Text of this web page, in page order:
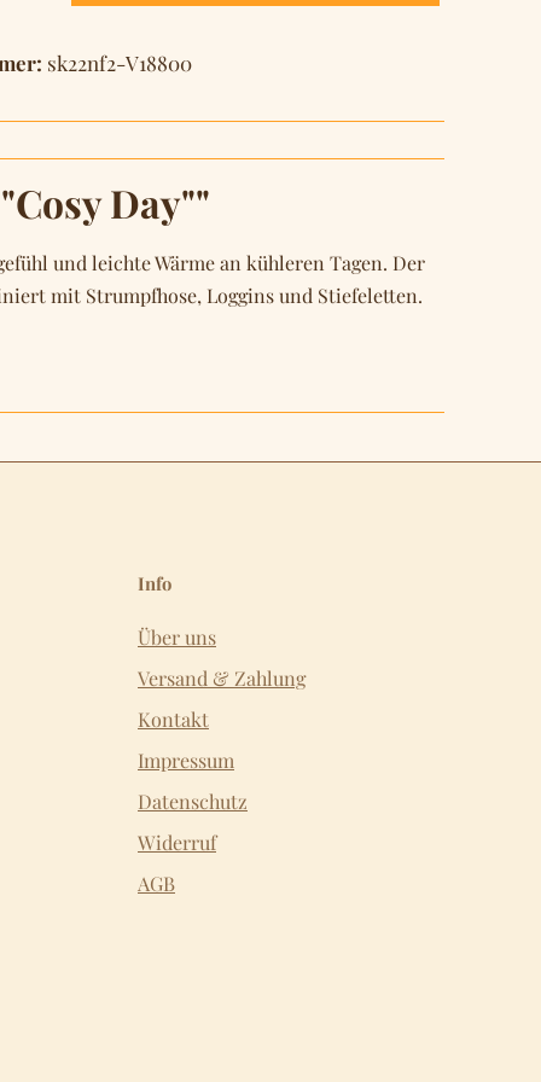
sk22nf2-V18800
Day""
und leichte Wärme an kühleren Tagen. Der
mit Strumpfhose, Loggins und Stiefeletten.
Info
Über uns
Versand & Zahlung
Kontakt
Impressum
Datenschutz
Widerruf
AGB